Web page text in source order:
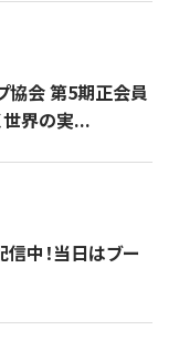
協会 第5期正会員
世界の実...
中！当日はブー